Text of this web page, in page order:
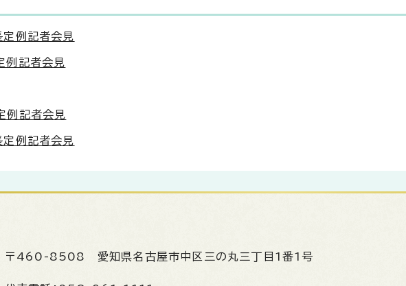
例記者会見
記者会見
記者会見
例記者会見
〒460-8508 愛知県名古屋市中区三の丸三丁目1番1号